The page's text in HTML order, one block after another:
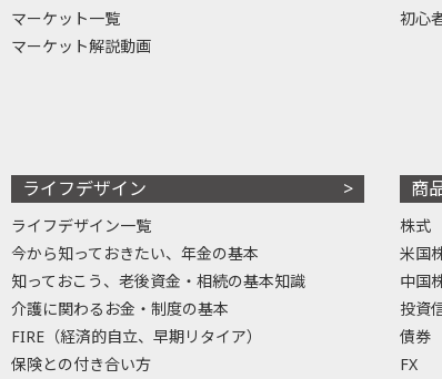
マーケット一覧
マーケット解説動画
初心
ライフデザイン
ライフデザイン一覧
今から知っておきたい、年金の基本
知っておこう、老後資金・相続の基本知識
介護に関わるお金・制度の基本
FIRE（経済的自立、早期リタイア）
保険との付き合い方
商
株式
米国
中国
投資
債券
FX